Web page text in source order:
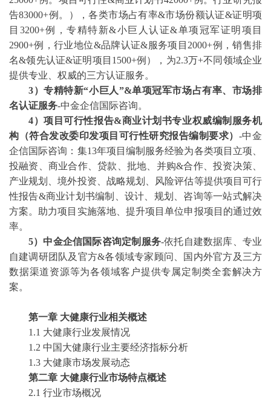
告83000+例。），各类市场占有率&市场份额认证&证明项
目3200+例，专精特新&小巨人认证&单项冠军证明项目
2900+例，行业地位&品牌认证&服务项目2000+例，销售排
名&领先认证&证明项目1500+例），为2.3万+不同领域企业
提供专业、权威的三方认证服务。
3）专精特新“小巨人”&单项冠军市场占有率、市场排
名认证服务-中金企信国际咨询。
4）项目可行性报告&商业计划书专业权威编制服务机
构（符合发改委印发项目可行性研究报告编制要求） -中金
企信国际咨询：集13年项目编制服务经验为各类项目立项、
投融资、商业合作、贷款、批地、并购&合作、投资决策、
产业规划、境外投资、战略规划、风险评估等提供项目可行
性报告&商业计划书编制、设计、规划、咨询等一站式解决
方案。助力项目实施落地、提升项目单位申报项目的通过效
率。
5）中金企信国际咨询定制服务-依托自建数据库、专业
自建调研团队及官方&各领域专家顾问、国内外官方及三方
数据渠道资源等为各领域客户提供专属定制类全套解决方
案。
第一章 大健康行业相关概述
1.1 大健康行业发展情况
1.2 中国大健康行业主要经济指标分析
1.3 大健康市场发展动态
第二章 大健康行业市场特点概述
2.1 行业市场概况